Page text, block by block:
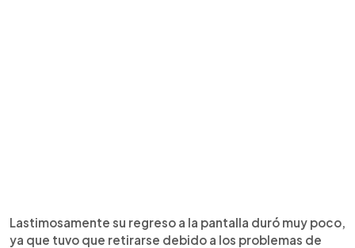
Lastimosamente su regreso a la pantalla duró muy poco,
ya que tuvo que retirarse debido a los problemas de